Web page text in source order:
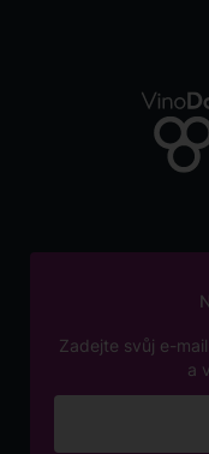
Zadejte svůj e-
a